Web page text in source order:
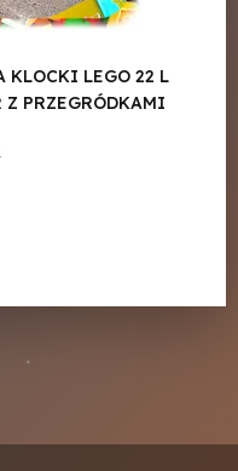
KLOCKI LEGO 22 L
PRZEGRÓDKAMI